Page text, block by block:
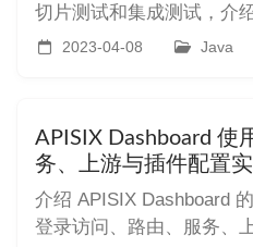
切片测试和集成测试，介
MockMvc、WebTestClient
2023-04-08 Java
APISIX Dashboard 使
务、上游与插件配置
介绍 APISIX Dashboard
登录访问、路由、服务、